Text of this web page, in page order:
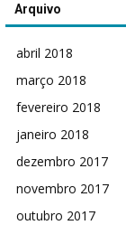
Arquivo
abril 2018
março 2018
fevereiro 2018
janeiro 2018
dezembro 2017
novembro 2017
outubro 2017